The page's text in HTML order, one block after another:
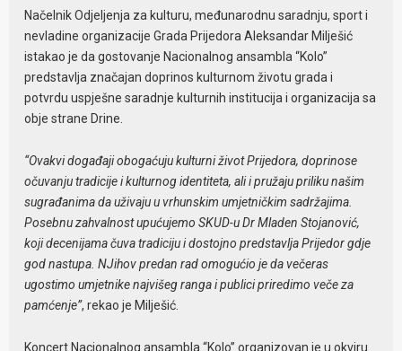
Načelnik Odjeljenja za kulturu, međunarodnu saradnju, sport i
nevladine organizacije Grada Prijedora Aleksandar Milješić
istakao je da gostovanje Nacionalnog ansambla “Kolo”
predstavlja značajan doprinos kulturnom životu grada i
potvrdu uspješne saradnje kulturnih institucija i organizacija sa
obje strane Drine.
“Ovakvi događaji obogaćuju kulturni život Prijedora, doprinose
očuvanju tradicije i kulturnog identiteta, ali i pružaju priliku našim
sugrađanima da uživaju u vrhunskim umjetničkim sadržajima.
Posebnu zahvalnost upućujemo SKUD-u Dr Mladen Stojanović,
koji decenijama čuva tradiciju i dostojno predstavlja Prijedor gdje
god nastupa. NJihov predan rad omogućio je da večeras
ugostimo umjetnike najvišeg ranga i publici priredimo veče za
pamćenje”, rekao je Milješić.
Koncert Nacionalnog ansambla “Kolo” organizovan je u okviru